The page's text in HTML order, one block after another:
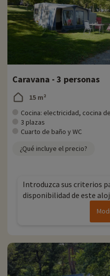
lugares de acrobranche (escalada
escalada en roca y espeleología.
Cada año, en Familytrip
cerca de nuestros alojamientos:
negociado actividades, se
directamente en línea después
Caravana - 3 personas
15 m²
Cocina: electricidad, cocina
3 plazas
Cuarto de baño y WC
¿Qué incluye el precio?
Introduzca sus criterios
disponibilidad de este